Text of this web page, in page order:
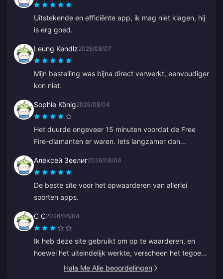
Uitstekende en efficiënte app, ik mag niet klagen, hij
is erg goed.
Leung Kendlz2026/08/07
Mijn bestelling was bijna direct verwerkt, eenvoudiger
kon niet.
Sophie König2026/08/04
Het duurde ongeveer 15 minuten voordat de Free
Fire-diamanten er waren. Iets langzamer dan
tevreden.
Алексей Зеелиг2026/08/04
De beste site voor het opwaarderen van allerlei
soorten apps.
C C2026/08/04
Ik heb deze site gebruikt om op te waarderen, en
hoewel het uiteindelijk werkte, verscheen het tegoed
niet meteen. De klantenservice deed er minstens 5
Hala Me Alle beoordelingen